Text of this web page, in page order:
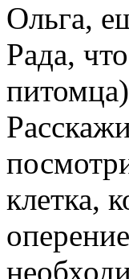
Ольга,
Рада,
питомца)
клетка,